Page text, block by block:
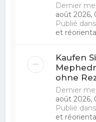
Dernier
août 2026,
Publié dans
et
Kaufen
ohne
Dernier
août 2026,
Publié dans
et